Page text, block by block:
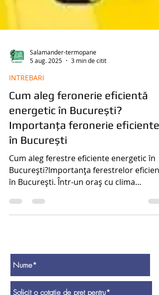
Salamander-termopane
5 aug. 2025
INTREBARI
Cum aleg feronerie eficientă
energetic în București?
Importanța feronerie eficiente
în București
Cum aleg ferestre eficiente energetic în
în București. Într-un oraș cu clima
schimbătoare ca București, o fereastră
încălzire și răcire; confort termic și fonic
constant; creșterea valorii proprietății.